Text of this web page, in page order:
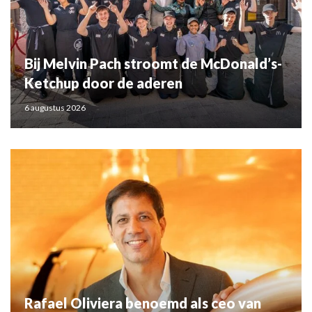
Bij Melvin Pach stroomt de McDonald’s-
Ketchup door de aderen
6 augustus 2026
Rafael Oliviera benoemd als ceo van